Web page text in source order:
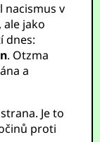
nacismus v
ale jako
dnes:
. Otzma
a
Je to
proti